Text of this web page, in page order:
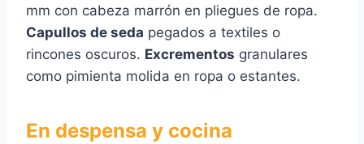
mm con cabeza marrón en pliegues de ropa.
Capullos de seda pegados a textiles o
rincones oscuros. Excrementos granulares
como pimienta molida en ropa o estantes.
En despensa y cocina